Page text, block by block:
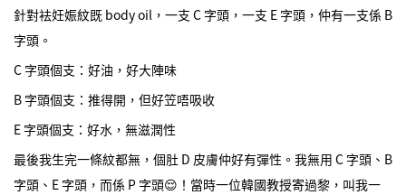
針對袪妊娠紋既 body oil，一支 C 字頭，一支 E 字頭，仲有一支係 B
字頭。
C 字頭個支：好油，好大陣味
B 字頭個支：推得開，但好笠唔吸收
E 字頭個支：好水，無滋潤性
最後我生完一條紋都無，個肚 D 皮膚仲好有彈性。我無用 C 字頭、B
字頭、E 字頭，而係 P 字頭😌！當時一位韓國教授寄過黎，叫我一